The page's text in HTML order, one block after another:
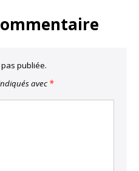
publiée.
avec *